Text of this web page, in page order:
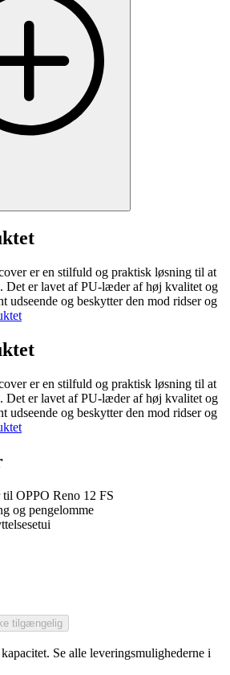
er en stilfuld og praktisk løsning til at
Det er lavet af PU-læder af høj kvalitet og
udseende og beskytter den mod ridser og
er en stilfuld og praktisk løsning til at
Det er lavet af PU-læder af høj kvalitet og
udseende og beskytter den mod ridser og
til OPPO Reno 12 FS
og pengelomme
tilgængelig
Se alle leveringsmulighederne i